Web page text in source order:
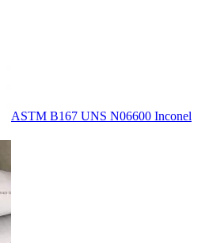
ASTM B167 UNS N06600 Inconel